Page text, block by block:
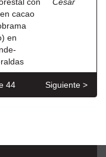
cacao
en
44 Siguiente >